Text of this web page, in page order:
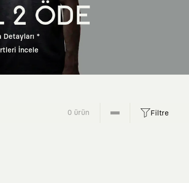
2 ÖDE
Detayları *
İncele
0 ürün Filtre